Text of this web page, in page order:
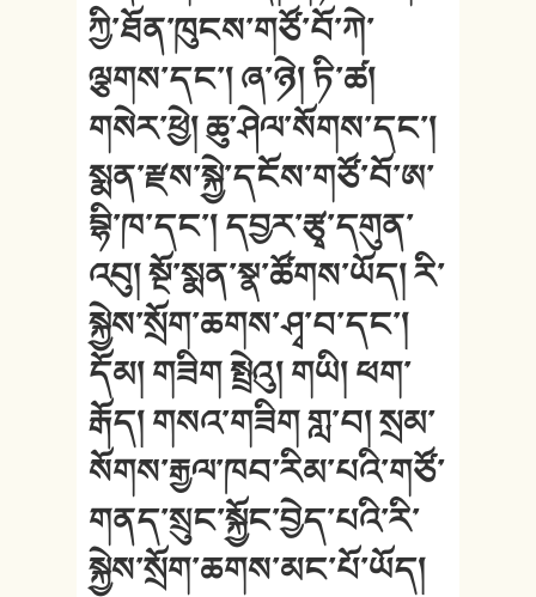
ཀྱི་ཐོན་ཁུངས་གཙོ་བོ་ཀེ་
ལྕགས་དང་། ཞ་ཉེ། ཏི་ཚ།
གསེར་ཕྱེ། ཆུ་ཤེལ་སོགས་དང་།
སྨན་རྫས་སྐྱེ་དངོས་གཙོ་བོ་ཨ་
བྷི་ཁ་དང་། དབྱར་རྩྭ་དགུན་
འབུ། སྔོ་སྨན་སྣ་ཚོགས་ཡོད། རི་
སྐྱེས་སྲོག་ཆགས་ཤྭ་བ་དང་།
དོམ། གཟིག སྤྲེའུ། གཡི། ཕག་
རྒོད། གསའ་གཟིག གླ་བ། སྲམ་
སོགས་རྒྱལ་ཁབ་རིམ་པའི་གཙོ་
གནད་སྲུང་སྐྱོང་བྱེད་པའི་རི་
སྐྱེས་སྲོག་ཆགས་མང་པོ་ཡོད།